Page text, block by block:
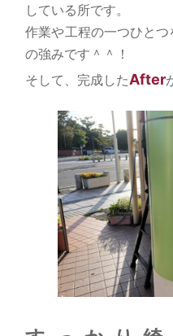
している所です。
作業や工程の一つひと
の強みです＾＾！
そして、完成したAfter